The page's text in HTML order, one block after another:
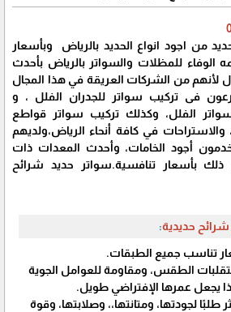
من اجود انواع الحديد بالرياض وبأسعار
للمظلات والسواتر بالرياض بأحدث
من الشركات العريقة في هذا المجال
فى تركيب سواتر للجدران الفلل ، و
الفلل، وكذلك ‏تركيب سواتر قواطع
في كافة أنحاء الرياض،ولديهم
أجود الخامات، وأحدث المعدات ذات
ذلك بأسعار تنافسية.‏سواتر حديد شرائح
حديدية:‏
تناسب جميع الطبقات.‏
بتقلبات الطقس، ومقاومة للعوامل الجوية
يجعل عمرها الإفتراضي طويل.
طلبًا لجودتها، ومتانتها،، وصلابتها، وقوة